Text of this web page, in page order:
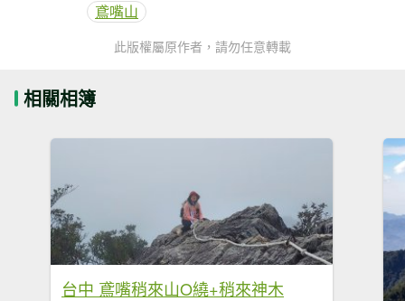
鳶嘴山
此版權屬原作者，請勿任意轉載
相關相簿
台中 鳶嘴稍來山O繞+稍來神木